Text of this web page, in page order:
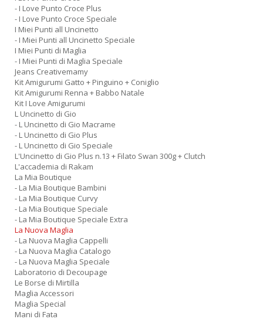
- I Love Punto Croce Plus
- I Love Punto Croce Speciale
I Miei Punti all Uncinetto
- I Miei Punti all Uncinetto Speciale
I Miei Punti di Maglia
- I Miei Punti di Maglia Speciale
Jeans Creativemamy
Kit Amigurumi Gatto + Pinguino + Coniglio
Kit Amigurumi Renna + Babbo Natale
Kit I Love Amigurumi
L Uncinetto di Gio
- L Uncinetto di Gio Macrame
- L Uncinetto di Gio Plus
- L Uncinetto di Gio Speciale
L'Uncinetto di Gio Plus n.13 + Filato Swan 300g + Clutch
L'accademia di Rakam
La Mia Boutique
- La Mia Boutique Bambini
- La Mia Boutique Curvy
- La Mia Boutique Speciale
- La Mia Boutique Speciale Extra
La Nuova Maglia
- La Nuova Maglia Cappelli
- La Nuova Maglia Catalogo
- La Nuova Maglia Speciale
Laboratorio di Decoupage
Le Borse di Mirtilla
Maglia Accessori
Maglia Special
Mani di Fata